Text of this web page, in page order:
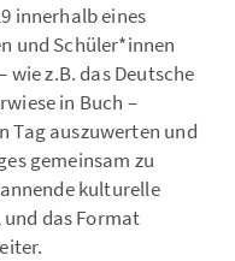
innerhalb eines
und Schüler*innen
z.B. das Deutsche
in Buch –
Tag auszuwerten und
gemeinsam zu
kulturelle
das Format